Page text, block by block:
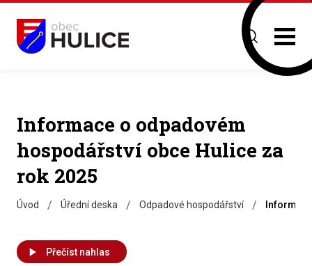
Informace o odpadovém
hospodářství obce Hulice za
rok 2025
Úvod / Úřední deska / Odpadové hospodářství /
Přečíst nahlas